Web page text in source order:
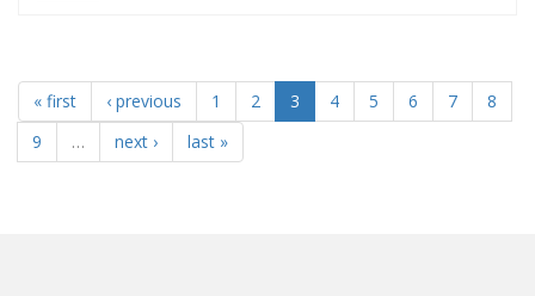
« first ‹ previous 1 2 3 4 5 6 7
8
9
… next › last »